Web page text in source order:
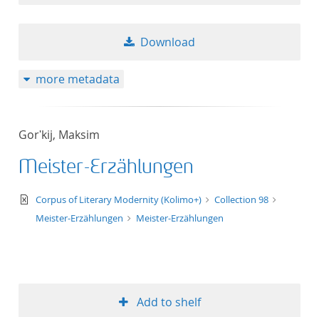
Download
more metadata
Gorʹkij, Maksim
Meister-Erzählungen
text/xml
Corpus of Literary Modernity (Kolimo+)
Collection 98
Meister-Erzählungen
Meister-Erzählungen
Add to shelf